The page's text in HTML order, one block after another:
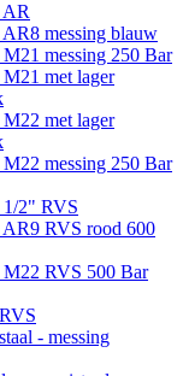
AR
messing blauw
messing 250 Bar
met lager
met lager
messing 250 Bar
1/2" RVS
RVS rood 600
M22 RVS 500 Bar
- messing